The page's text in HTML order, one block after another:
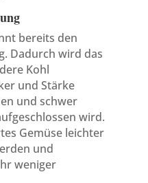
bereits den
Dadurch wird das
Kohl
und Stärke
und schwer
wird.
Gemüse leichter
und
weniger